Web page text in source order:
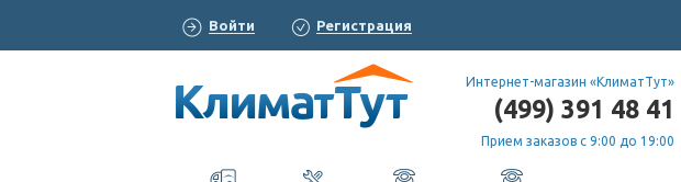
Войти Регистрация
Интернет-магазин «КлиматТут»
(499) 391 48 41
Прием заказов с 9:00 до 19:00